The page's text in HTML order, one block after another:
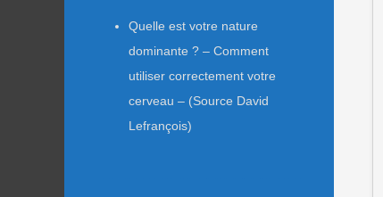
Quelle est votre nature
dominante ? – Comment
utiliser correctement votre
cerveau – (Source David
Lefrançois)